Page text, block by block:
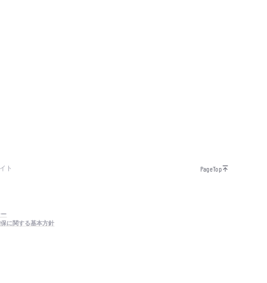
ト
に関する基本方針
PageTop